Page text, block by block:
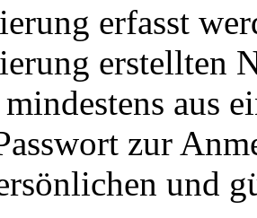
erfasst
erstellten
aus
zur
und